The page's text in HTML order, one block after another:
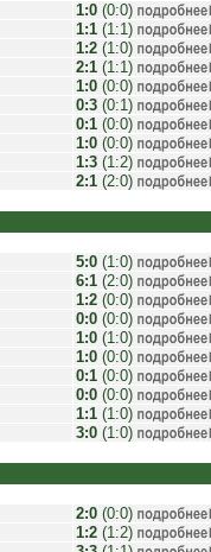
1:0 (0:0)
1:1 (1:1)
1:2 (1:0)
2:1 (1:1)
1:0 (0:0)
0:3 (0:1)
0:1 (0:0)
1:0 (0:0)
1:3 (1:2)
2:1 (2:0)
5:0 (1:0)
6:1 (2:0)
1:2 (0:0)
0:0 (0:0)
1:0 (1:0)
1:0 (0:0)
0:1 (0:0)
0:0 (0:0)
1:1 (1:0)
3:0 (1:0)
2:0 (0:0)
1:2 (1:2)